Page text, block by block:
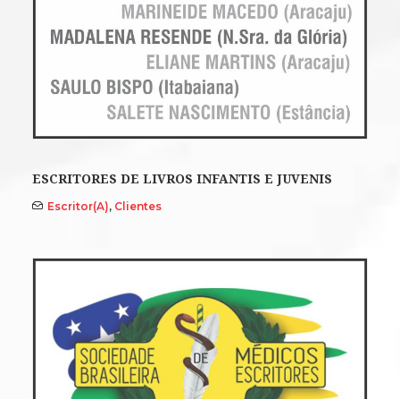
ESCRITORES DE LIVROS INFANTIS E JUVENIS
Escritor(a), Clientes